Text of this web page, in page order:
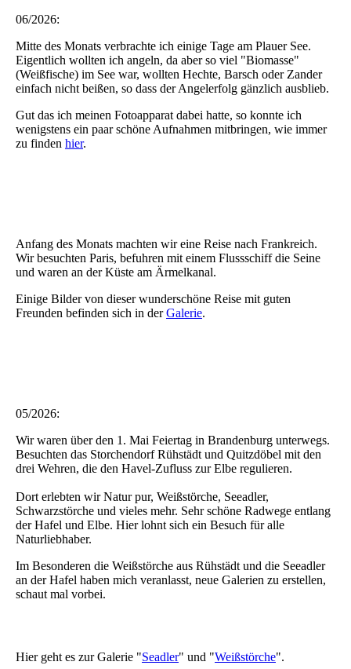
06/2026:
Mitte des Monats verbrachte ich einige Tage am Plauer See.
Eigentlich wollten ich angeln, da aber so viel "Biomasse"
(Weißfische) im See war, wollten Hechte, Barsch oder Zander
einfach nicht beißen, so dass der Angelerfolg gänzlich ausblieb.
Gut das ich meinen Fotoapparat dabei hatte, so konnte ich
wenigstens ein paar schöne Aufnahmen mitbringen, wie immer
zu finden hier.
Anfang des Monats machten wir eine Reise nach Frankreich.
Wir besuchten Paris, befuhren mit einem Flussschiff die Seine
und waren an der Küste am Ärmelkanal.
Einige Bilder von dieser wunderschöne Reise mit guten
Freunden befinden sich in derGalerie.
05/2026:
Wir waren über den 1. Mai Feiertag in Brandenburg unterwegs.
Besuchten das Storchendorf Rühstädt und Quitzdöbel mit den
drei Wehren, die den Havel-Zufluss zur Elbe regulieren.
Dort erlebten wir Natur pur, Weißstörche, Seeadler,
Schwarzstörche und vieles mehr. Sehr schöne Radwege entlang
der Hafel und Elbe. Hier lohnt sich ein Besuch für alle
Naturliebhaber.
Im Besonderen die Weißstörche aus Rühstädt und die Seeadler
an der Hafel haben mich veranlasst, neue Galerien zu erstellen,
schaut mal vorbei.
Hier geht es zur Galerie "Seadler" und "Weißstörche".